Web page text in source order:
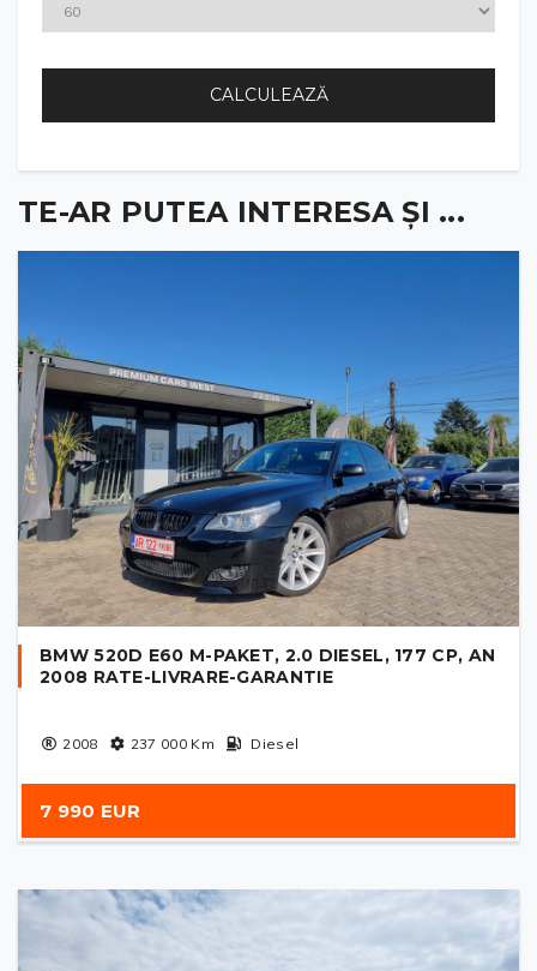
CALCULEAZĂ
TE-AR PUTEA INTERESA ȘI ...
BMW 520D E60 M-PAKET, 2.0 DIESEL, 177 CP, AN
2008 RATE-LIVRARE-GARANTIE
2008 237 000Km Diesel
7 990 EUR